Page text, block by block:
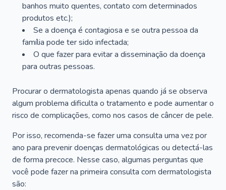
banhos muito quentes, contato com determinados
produtos etc.);
Se a doença é contagiosa e se outra pessoa da
família pode ter sido infectada;
O que fazer para evitar a disseminação da doença
para outras pessoas.
Procurar o dermatologista apenas quando já se observa
algum problema dificulta o tratamento e pode aumentar o
risco de complicações, como nos casos de câncer de pele.
Por isso, recomenda-se fazer uma consulta uma vez por
ano para prevenir doenças dermatológicas ou detectá-las
de forma precoce. Nesse caso, algumas perguntas que
você pode fazer na primeira consulta com dermatologista
são: